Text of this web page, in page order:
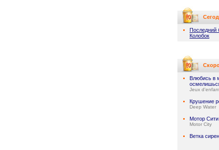
Последний
Колобок
Влюбись в
Jeux
Крушение
Deep Water
Мотор Сити
Motor City
Ветка